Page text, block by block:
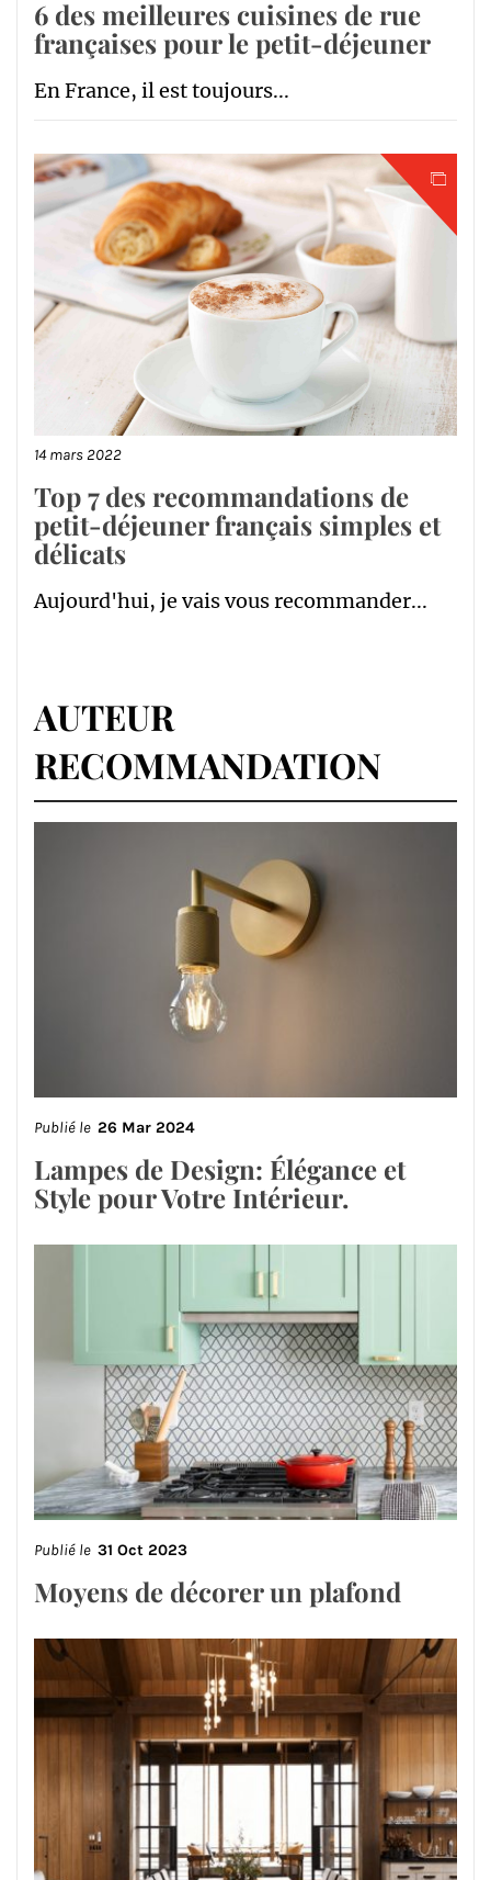
6 des meilleures cuisines de rue
françaises pour le petit-déjeuner
En France, il est toujours...
14 mars 2022
Top 7 des recommandations de
petit-déjeuner français simples et
délicats
Aujourd'hui, je vais vous recommander...
AUTEUR
RECOMMANDATION
Publié le 26 Mar 2024
Lampes de Design: Élégance et
Style pour Votre Intérieur.
Publié le 31 Oct 2023
Moyens de décorer un plafond